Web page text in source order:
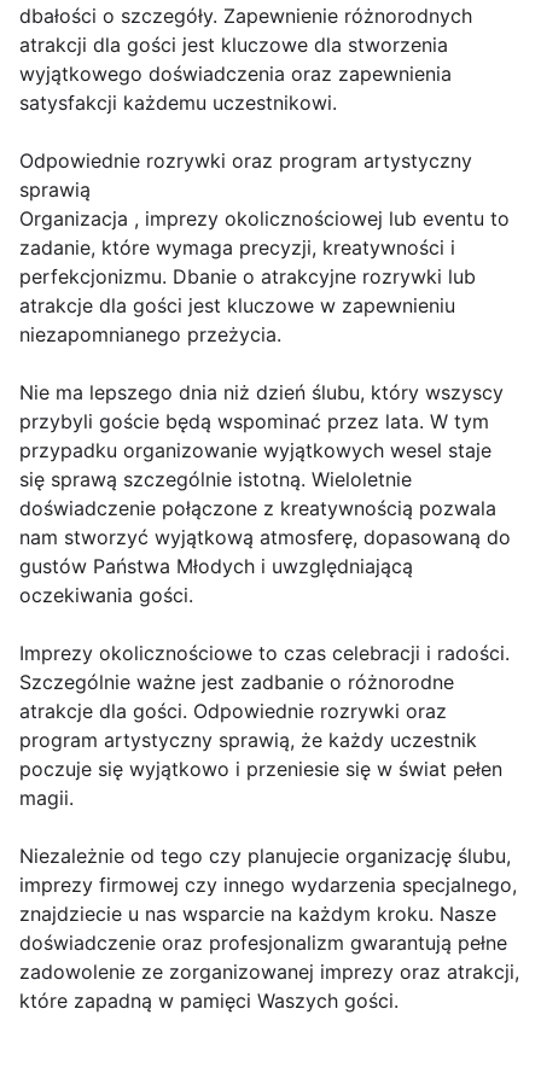
dbałości o szczegóły. Zapewnienie różnorodnych
atrakcji dla gości jest kluczowe dla stworzenia
wyjątkowego doświadczenia oraz zapewnienia
satysfakcji każdemu uczestnikowi.
Odpowiednie rozrywki oraz program artystyczny
sprawią
Organizacja , imprezy okolicznościowej lub eventu to
zadanie, które wymaga precyzji, kreatywności i
perfekcjonizmu. Dbanie o atrakcyjne rozrywki lub
atrakcje dla gości jest kluczowe w zapewnieniu
niezapomnianego przeżycia.
Nie ma lepszego dnia niż dzień ślubu, który wszyscy
przybyli goście będą wspominać przez lata. W tym
przypadku organizowanie wyjątkowych wesel staje
się sprawą szczególnie istotną. Wieloletnie
doświadczenie połączone z kreatywnością pozwala
nam stworzyć wyjątkową atmosferę, dopasowaną do
gustów Państwa Młodych i uwzględniającą
oczekiwania gości.
Imprezy okolicznościowe to czas celebracji i radości.
Szczególnie ważne jest zadbanie o różnorodne
atrakcje dla gości. Odpowiednie rozrywki oraz
program artystyczny sprawią, że każdy uczestnik
poczuje się wyjątkowo i przeniesie się w świat pełen
magii.
Niezależnie od tego czy planujecie organizację ślubu,
imprezy firmowej czy innego wydarzenia specjalnego,
znajdziecie u nas wsparcie na każdym kroku. Nasze
doświadczenie oraz profesjonalizm gwarantują pełne
zadowolenie ze zorganizowanej imprezy oraz atrakcji,
które zapadną w pamięci Waszych gości.